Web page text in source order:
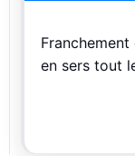
en sers tout